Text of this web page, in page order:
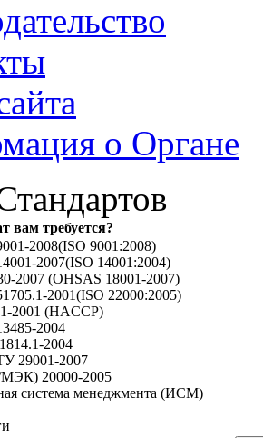
о Органе
вам требуется?
2008(ISO 9001:2008)
2007(ISO 14001:2004)
2007 (OHSAS 18001-2007)
2001(ISO 22000:2005)
2001 (HACCP)
2004
2004
29001-2007
20000-2005
система менеджмента (ИСМ)